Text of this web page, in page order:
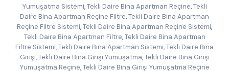
Yumuşatma Sistemi, Tekli Daire Bina Apartman Reçine, Tekli
Daire Bina Apartman Reçine Filtre,Tekli Daire Bina Apartman
Reçine Filtre Sistemi,Tekli Daire Bina Apartman Reçine Sistemi,
Tekli Daire Bina Apartman Filtre, Tekli Daire Bina Apartman
Filtre Sistemi,Tekli Daire Bina Apartman Sistemi,Tekli Daire Bina
Girişi, Tekli Daire Bina Girişi Yumuşatma, Tekli Daire Bina Girişi
Yumuşatma Reçine, Tekli Daire Bina Girişi Yumuşatma Reçine